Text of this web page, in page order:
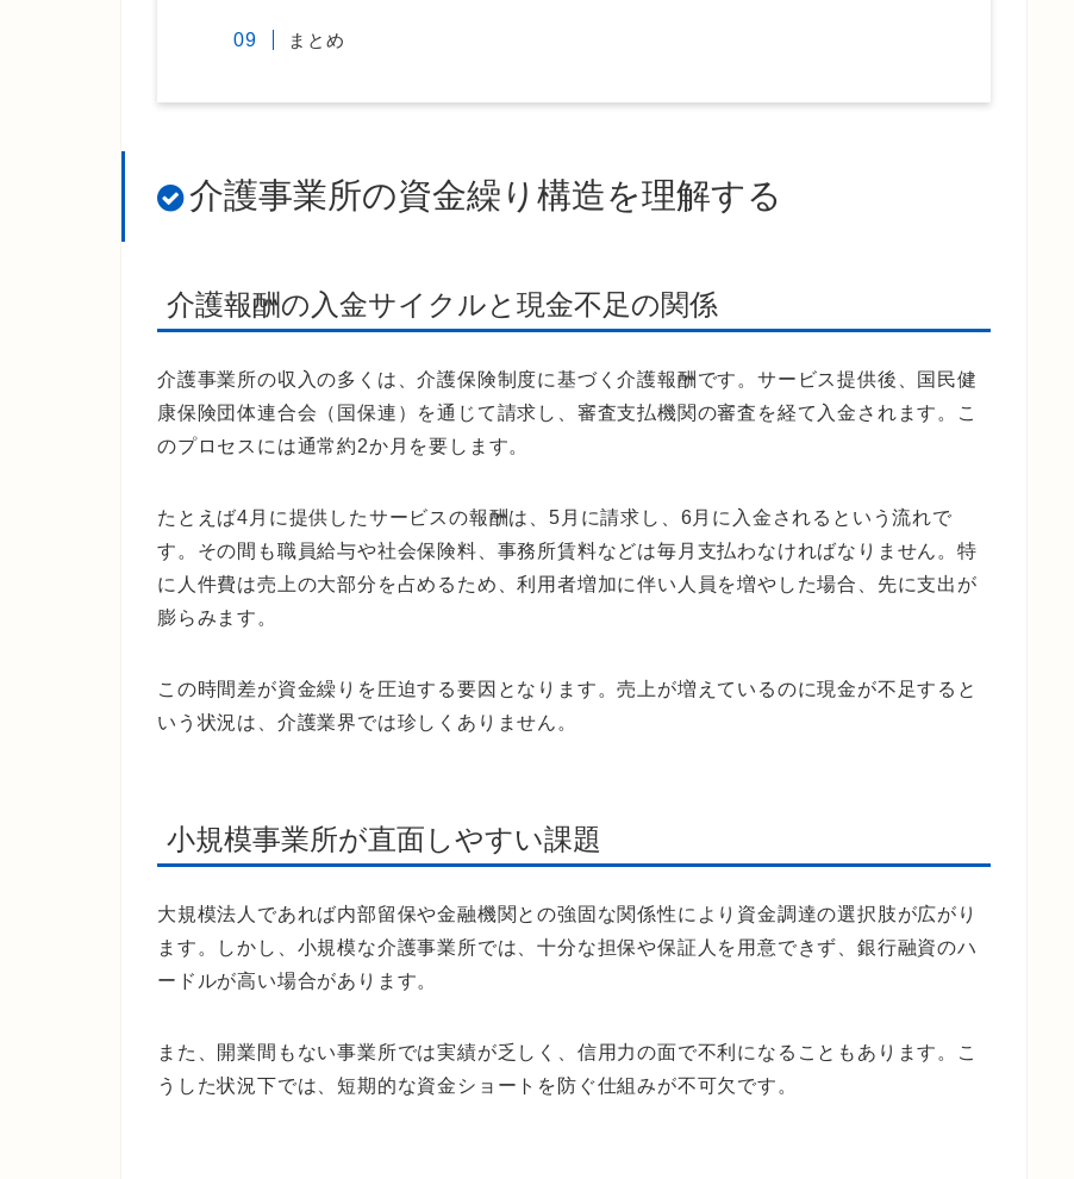
まとめ
介護事業所の資金繰り構造を理解する
介護報酬の入金サイクルと現金不足の関係
介護事業所の収入の多くは、介護保険制度に基づく介護報酬です。サービス提供後、国民健
康保険団体連合会（国保連）を通じて請求し、審査支払機関の審査を経て入金されます。こ
のプロセスには通常約2か月を要します。
たとえば4月に提供したサービスの報酬は、5月に請求し、6月に入金されるという流れで
す。その間も職員給与や社会保険料、事務所賃料などは毎月支払わなければなりません。特
に人件費は売上の大部分を占めるため、利用者増加に伴い人員を増やした場合、先に支出が
膨らみます。
この時間差が資金繰りを圧迫する要因となります。売上が増えているのに現金が不足すると
いう状況は、介護業界では珍しくありません。
小規模事業所が直面しやすい課題
大規模法人であれば内部留保や金融機関との強固な関係性により資金調達の選択肢が広がり
ます。しかし、小規模な介護事業所では、十分な担保や保証人を用意できず、銀行融資のハ
ードルが高い場合があります。
また、開業間もない事業所では実績が乏しく、信用力の面で不利になることもあります。こ
うした状況下では、短期的な資金ショートを防ぐ仕組みが不可欠です。